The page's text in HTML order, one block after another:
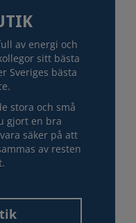
av energi och
sitt bästa
Sveriges bästa
stora och små
gjort en bra
säker på att
av resten